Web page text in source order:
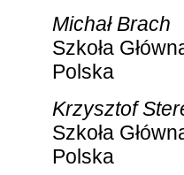
Michał Brach
Szkoła
Polska
Krzysztof
Szkoła
Polska